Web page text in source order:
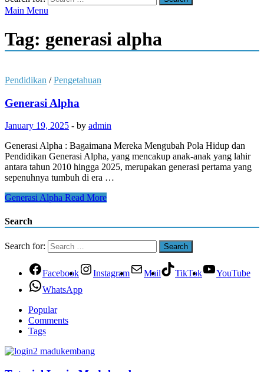
Main Menu
Tag: generasi alpha
Pendidikan /Pengetahuan
Generasi Alpha
January 19, 2025 - by admin
Generasi Alpha : Bagaimana Mereka Mengubah Pola Hidup dan
Pendidikan Generasi Alpha, yang mencakup anak-anak yang lahir
antara tahun 2010 hingga 2025, merupakan generasi pertama yang
sepenuhnya tumbuh di era …
Generasi Alpha Read More
Search
Search for:
Facebook Instagram Mail TikTok
YouTube
WhatsApp
Popular
Comments
Tags